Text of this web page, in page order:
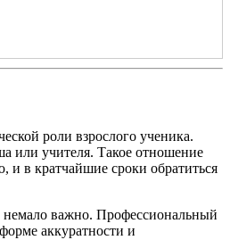
роли взрослого ученика.
или учителя. Такое отношение
и в кратчайшие сроки обратиться
немало важно. Профессиональный
аккуратности и